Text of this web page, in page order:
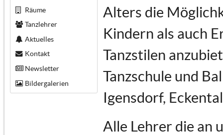
Räume
Tanzlehrer
Aktuelles
Kontakt
Newsletter
Bildergalerien
Alters die
Kindern als auch
Tanzstilen
Tanzschule und
Igensdorf,
Alle Lehrer die an